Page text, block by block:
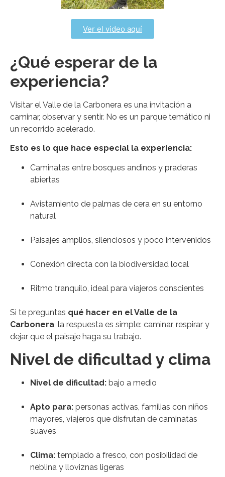
Ver el video aquí
¿Qué esperar de la
experiencia?
Visitar el Valle de la Carbonera es una invitación a
caminar, observar y sentir. No es un parque temático ni
un recorrido acelerado.
Esto es lo que hace especial la experiencia:
Caminatas entre bosques andinos y praderas
abiertas
Avistamiento de palmas de cera en su entorno
natural
Paisajes amplios, silenciosos y poco intervenidos
Conexión directa con la biodiversidad local
Ritmo tranquilo, ideal para viajeros conscientes
Si te preguntas qué hacer en el Valle de la
Carbonera, la respuesta es simple: caminar, respirar y
dejar que el paisaje haga su trabajo.
Nivel de dificultad y clima
Nivel de dificultad: bajo a medio
Apto para: personas activas, familias con niños
mayores, viajeros que disfrutan de caminatas
suaves
Clima: templado a fresco, con posibilidad de
neblina y lloviznas ligeras